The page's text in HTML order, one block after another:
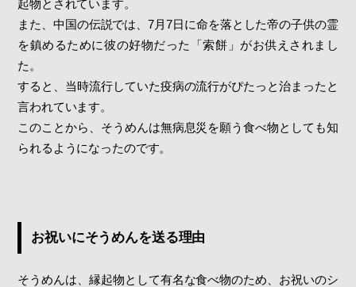
起物とされています。
また、中国の伝説では、7月7日に命を落とした帝の子供の霊
を鎮めるために彼の好物だった「索餅」がお供えされまし
た。
すると、当時流行していた疫病の流行がぴたっと治まったと
言われています。
このことから、そうめんは無病息災を願う食べ物としても知
られるようになったのです。
お祝いにそうめんを送る理由
そうめんは、縁起物として有名な食べ物のため、お祝いのシ